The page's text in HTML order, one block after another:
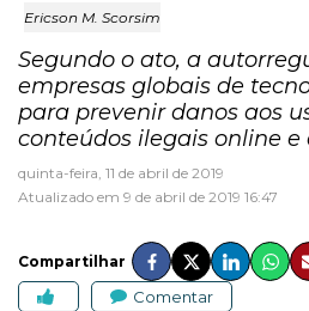
Ericson M. Scorsim
Segundo o ato, a
empresas globais de
para prevenir danos aos
conteúdos ilegais online e
quinta-feira, 11 de abril de 2019
Atualizado em 9 de abril de 2019 16:47
Compartilhar
Comentar